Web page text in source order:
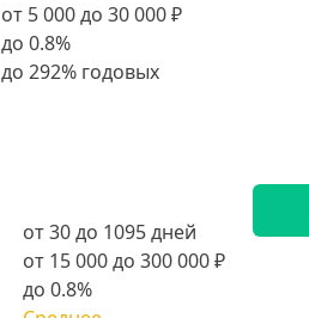
от 5 000 до 30 000 ₽
до 0.8%
от 30 до 1095 дней
от 15 000 до 300 000 ₽
до 0.8%